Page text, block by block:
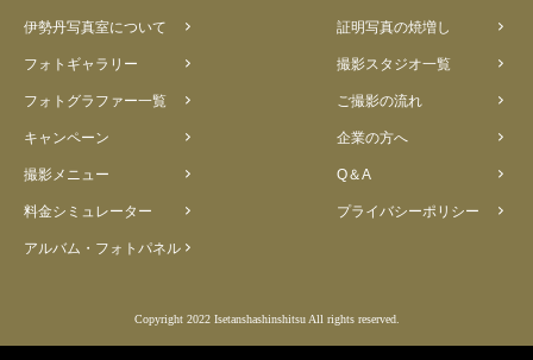
伊勢丹写真室について 証明写真の焼増し
フォトギャラリー 撮影スタジオ一覧
フォトグラファー一覧 ご撮影の流れ
キャンペーン 企業の方へ
撮影メニュー Q＆A
料金シミュレーター プライバシーポリシー
アルバム・フォトパネル
Copyright 2022 Isetanshashinshitsu All rights reserved.